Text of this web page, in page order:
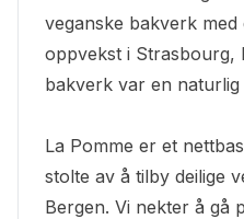
veganske bakverk
oppvekst i Strasbourg,
bakverk var en naturlig
La Pomme er et
stolte av å tilby deilige
Bergen. Vi nekter å gå